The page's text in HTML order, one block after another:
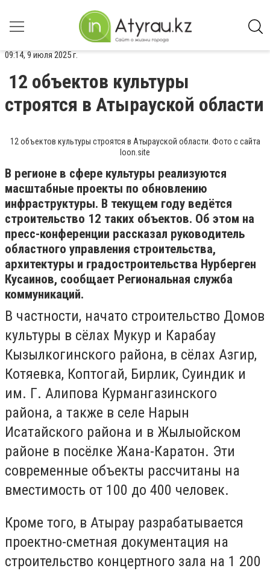
09:14, 9 июля 2025 г.
12 объектов культуры
строятся в Атырауской области
12 объектов культуры строятся в Атырауской области. Фото с сайта
loon.site
В регионе в сфере культуры реализуются
масштабные проекты по обновлению
инфраструктуры. В текущем году ведётся
строительство 12 таких объектов. Об этом на
пресс-конференции рассказал руководитель
областного управления строительства,
архитектуры и градостроительства Нурберген
Кусаинов, сообщает Региональная служба
коммуникаций.
В частности, начато строительство Домов
культуры в сёлах Мукур и Карабау
Кызылкогинского района, в сёлах Азгир,
Котяевка, Коптогай, Бирлик, Суиндик и
им. Г. Алипова Курмангазинского
района, а также в селе Нарын
Исатайского района и в Жылыойском
районе в посёлке Жана-Каратон. Эти
современные объекты рассчитаны на
вместимость от 100 до 400 человек.
Кроме того, в Атырау разрабатывается
проектно-сметная документация на
строительство концертного зала на 1 200